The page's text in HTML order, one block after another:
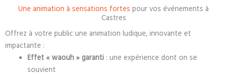
Une animation à sensations fortes pour vos événements à
Castres
Offrez à votre public une animation ludique, innovante et
impactante :
Effet « waouh » garanti: une expérience dont on se
souvient